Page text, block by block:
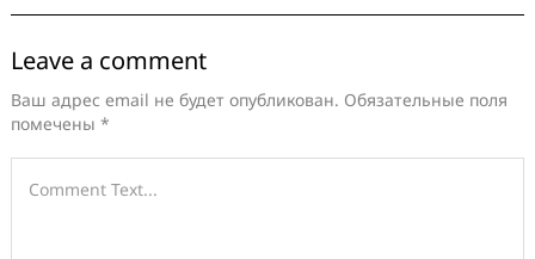
Leave a comment
Ваш адрес email не будет опубликован. Обязательные поля
помечены *